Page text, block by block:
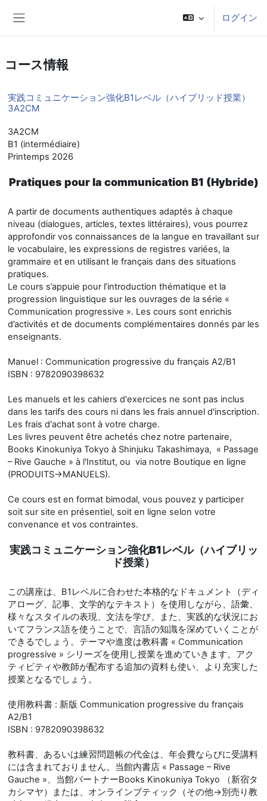
ログイン
コース情報
実践コミュニケーション強化B1レベル（ハイブリッド授業）
3A2CM
3A2CM
B1 (intermédiaire)
Printemps 2026
Pratiques pour la communication B1 (Hybride)
A partir de documents authentiques adaptés à chaque
niveau (dialogues, articles, textes littéraires), vous pourrez
approfondir vos connaissances de la langue en travaillant sur
le vocabulaire, les expressions de registres variées, la
grammaire et en utilisant le français dans des situations
pratiques.
Le cours s’appuie pour l’introduction thématique et la
progression linguistique sur les ouvrages de la série «
Communication progressive ». Les cours sont enrichis
d’activités et de documents complémentaires donnés par les
enseignants.
Manuel : Communication progressive du français A2/B1
ISBN : 9782090398632
Les manuels et les cahiers d'exercices ne sont pas inclus
dans les tarifs des cours ni dans les frais annuel d'inscription.
Les frais d'achat sont à votre charge.
Les livres peuvent être achetés chez notre partenaire,
Books Kinokuniya Tokyo à Shinjuku Takashimaya, « Passage
– Rive Gauche » à l'Institut, ou via notre Boutique en ligne
(PRODUITS→MANUELS).
Ce cours est en format bimodal, vous pouvez y participer
soit sur site en présentiel, soit en ligne selon votre
convenance et vos contraintes.
実践コミュニケーション強化B1レベル（ハイブリッ
ド授業）
この講座は、B1レベルに合わせた本格的なドキュメント（ディ
アローグ、記事、文学的なテキスト）を使用しながら、語彙、
様々なスタイルの表現、文法を学び、また、実践的な状況にお
いてフランス語を使うことで、言語の知識を深めていくことが
できるでしょう。テーマや進度は教科書 « Communication
progressive » シリーズを使用し授業を進めていきます。アク
ティビティや教師が配布する追加の資料も使い、より充実した
授業となるでしょう。
使用教科書 : 新版 Communication progressive du français
A2/B1
ISBN : 9782090398632
教科書、あるいは練習問題帳の代金は、年会費ならびに受講料
には含まれておりません。当館内書店 « Passage – Rive
Gauche »、当館パートナーBooks Kinokuniya Tokyo （新宿タ
カシマヤ）または、オンラインブティック（その他→別売り教